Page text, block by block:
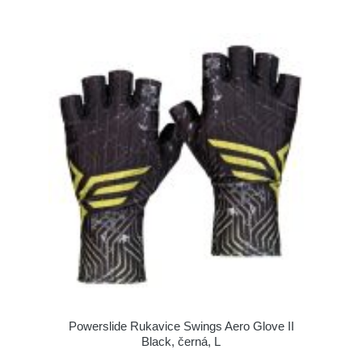
Powerslide Rukavice Swings Aero Glove II
Black, černá, L